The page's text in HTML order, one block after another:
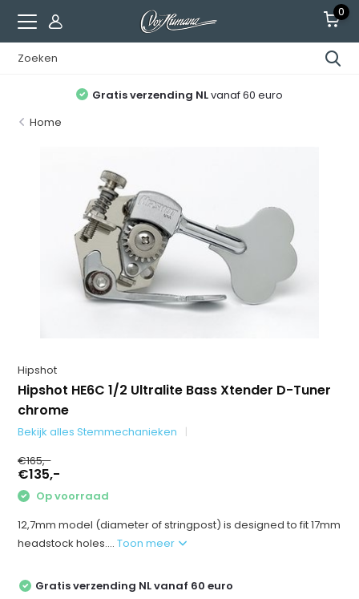
0
Gratis verzending NLvanaf 60 euro
Home
Hipshot
Hipshot HE6C 1/2 Ultralite Bass Xtender D-Tuner
chrome
Bekijk alles Stemmechanieken
€165,-
€135,-
Op voorraad
12,7mm model (diameter of stringpost) is designed to fit 17mm
headstock holes....Toon meer
Gratis verzending NL vanaf 60 euro